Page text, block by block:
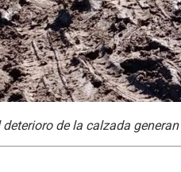
de la calzada